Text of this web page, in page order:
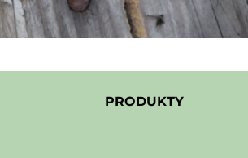
PRODUKTY